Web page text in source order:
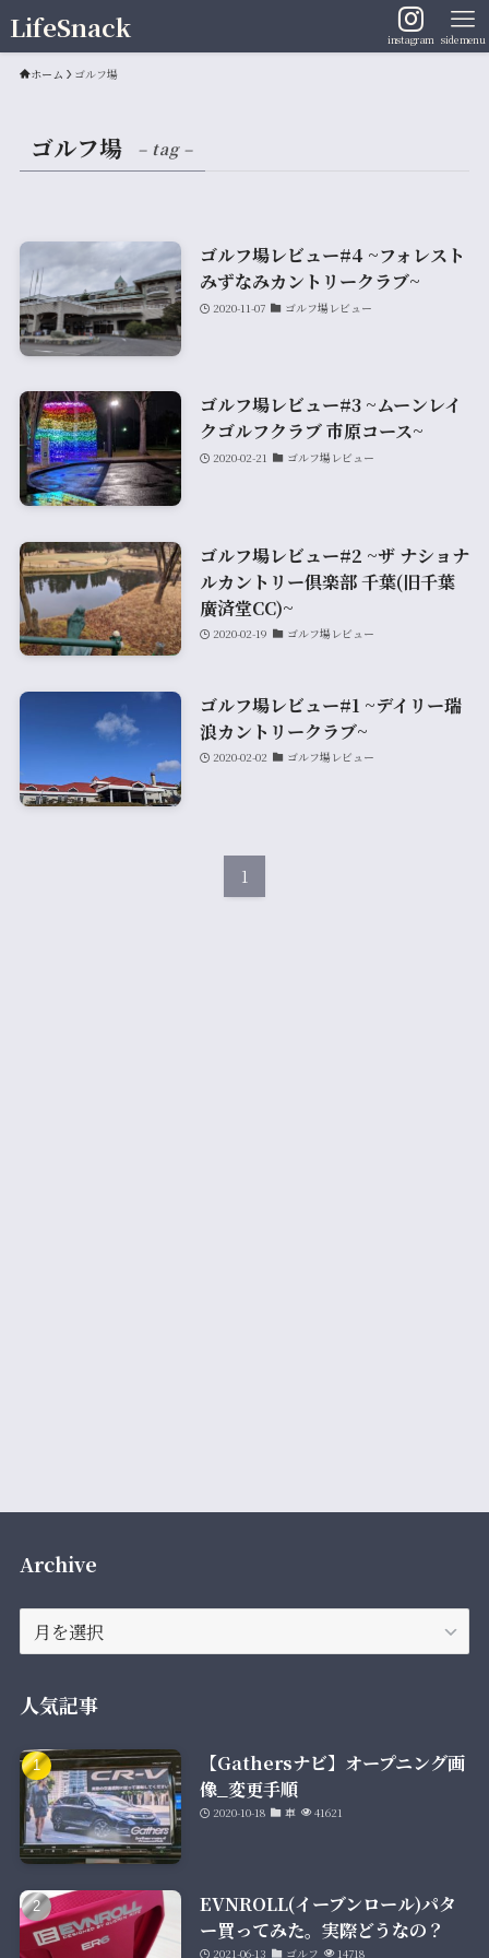
LifeSnack instagram sidemenu
ホーム ゴルフ場
ゴルフ場 – tag –
ゴルフ場レビュー#4 ~フォレスト
みずなみカントリークラブ~
2020-11-07 ゴルフ場レビュー
ゴルフ場レビュー#3 ~ムーンレイ
クゴルフクラブ 市原コース~
2020-02-21 ゴルフ場レビュー
ゴルフ場レビュー#2 ~ザ ナショナ
ルカントリー倶楽部 千葉(旧千葉
廣済堂CC)~
2020-02-19 ゴルフ場レビュー
ゴルフ場レビュー#1 ~デイリー瑞
浪カントリークラブ~
2020-02-02 ゴルフ場レビュー
1
Archive
Archive
人気記事
【Gathersナビ】オープニング画
像_変更手順
2020-10-18 車 41621
EVNROLL(イーブンロール)パタ
ー買ってみた。実際どうなの？
2021-06-13 ゴルフ 14718